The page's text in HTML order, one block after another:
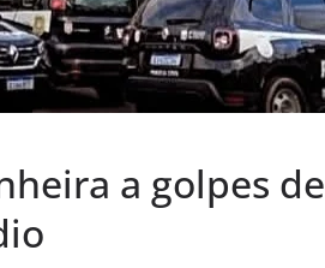
a golpes de